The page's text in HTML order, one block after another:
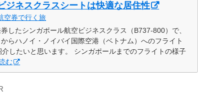
ジネスクラスシートは快適な居住性
空券で行く旅
したシンガポール航空ビジネスクラス（B737-800）で、
らハノイ・ノイバイ国際空港（ベトナム）へのフライト
介したいと思います。 シンガポールまでのフライトの様子
む